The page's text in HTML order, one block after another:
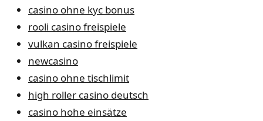
casino ohne kyc bonus
rooli casino freispiele
vulkan casino freispiele
newcasino
casino ohne tischlimit
high roller casino deutsch
casino hohe einsätze